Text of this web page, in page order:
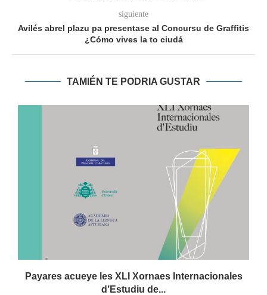
siguiente
Avilés abrel plazu pa presentase al Concursu de Graffitis
¿Cómo vives la to ciudá
TAMIÉN TE PODRIA GUSTAR
Payares acueye les XLI Xornaes Internacionales
d’Estudiu de...